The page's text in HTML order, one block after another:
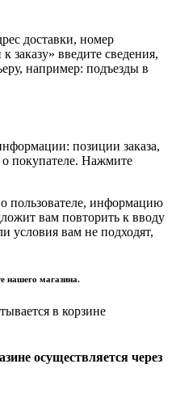
доставки, номер
заказу» введите сведения,
например: подъезды в
позиции заказа,
покупателе. Нажмите
пользователе, информацию
вам повторить к вводу
условия вам не подходят,
нашего магазина.
в корзине
осуществляется через